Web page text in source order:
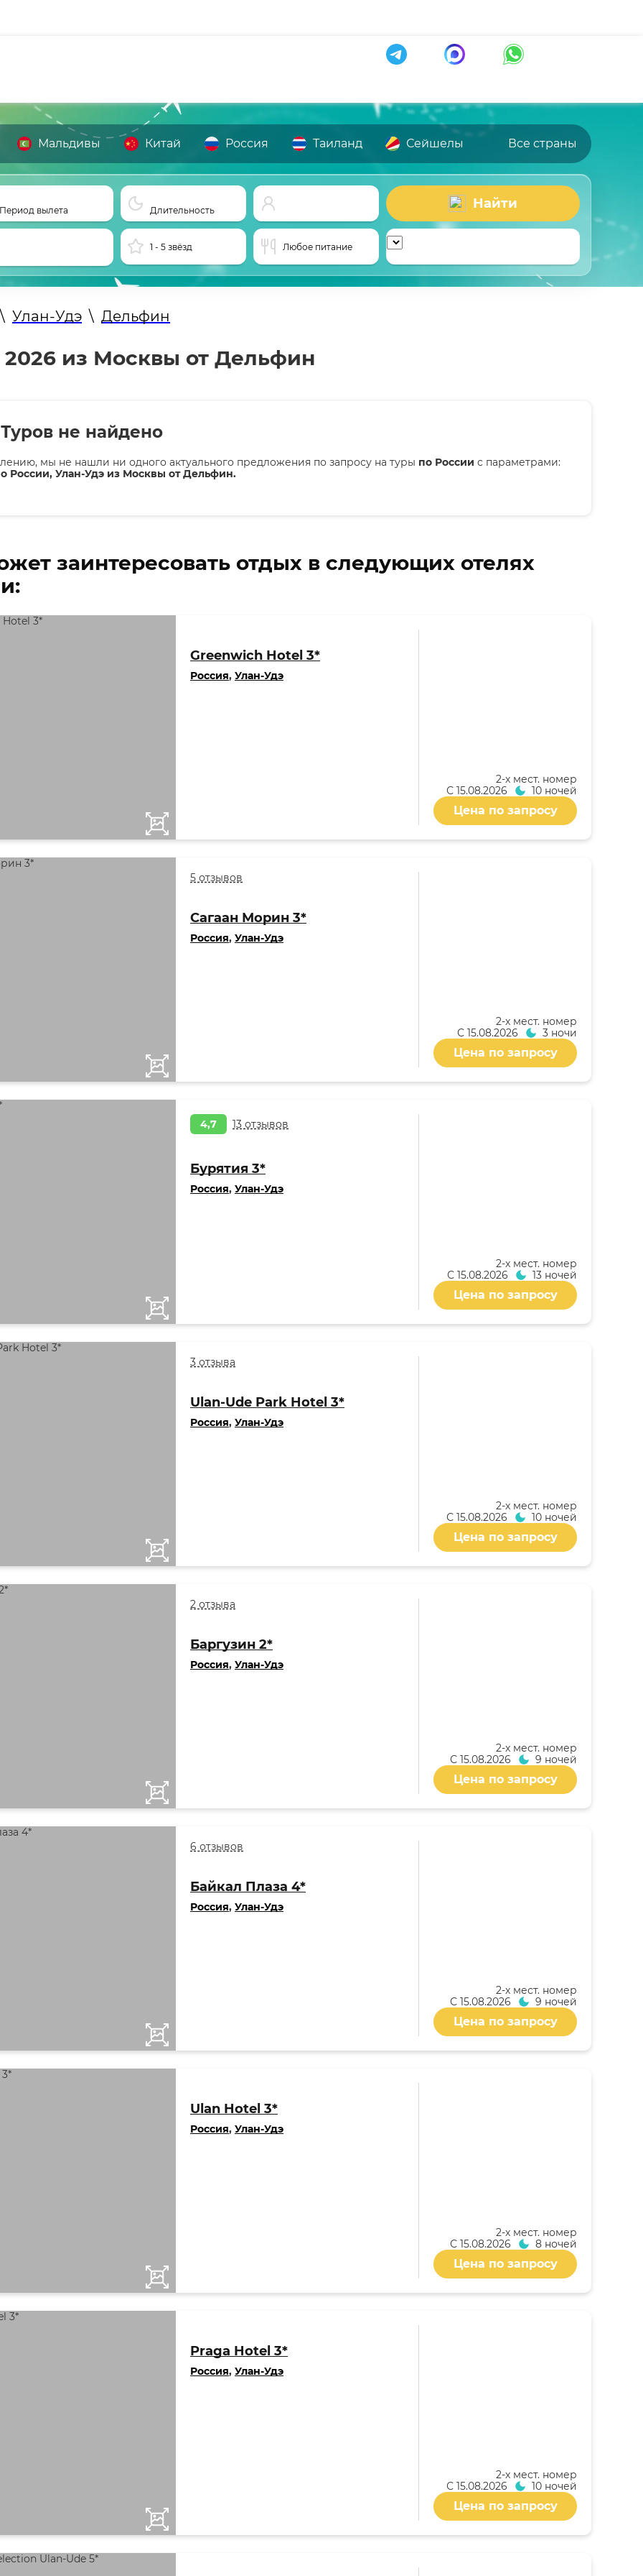
Мальдивы Китай Россия Таиланд Сейшелы Все страны
Период вылета Длительность Найти
1 - 5 звёзд Любое питание
Улан-Удэ \ Дельфин
из Москвы от Дельфин
Туров не найдено
мы не нашли ни одного актуального предложения по запросу на туры по России с параметрами:
России, Улан-Удэ из Москвы от Дельфин.
заинтересовать отдых в следующих отелях
Greenwich Hotel 3*
Россия, Улан-Удэ
2-x мест. номер
С 15.08.2026 10 ночей
Цена по запросу
5 отзывов
Сагаан Морин 3*
Россия, Улан-Удэ
2-x мест. номер
С 15.08.2026 3 ночи
Цена по запросу
4,7 13 отзывов
Бурятия 3*
Россия, Улан-Удэ
2-x мест. номер
С 15.08.2026 13 ночей
Цена по запросу
3 отзыва
Ulan-Ude Park Hotel 3*
Россия, Улан-Удэ
2-x мест. номер
С 15.08.2026 10 ночей
Цена по запросу
2 отзыва
Баргузин 2*
Россия, Улан-Удэ
2-x мест. номер
С 15.08.2026 9 ночей
Цена по запросу
6 отзывов
Байкал Плаза 4*
Россия, Улан-Удэ
2-x мест. номер
С 15.08.2026 9 ночей
Цена по запросу
Ulan Hotel 3*
Россия, Улан-Удэ
2-x мест. номер
С 15.08.2026 8 ночей
Цена по запросу
Praga Hotel 3*
Россия, Улан-Удэ
2-x мест. номер
С 15.08.2026 10 ночей
Цена по запросу